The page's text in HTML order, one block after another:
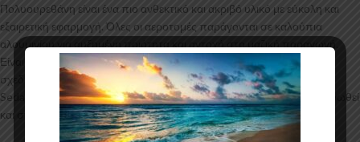
Πολυουρεθάνη είναι ένα πιο ανθεκτικό και ακριβό υλικό με εύκολη και
εξαιρετική εφαρμογή. Όλες οι αεροτομές παράγονται σε καλούπια
αλουμινίου για αυξημένη ποιότητα και αντοχή στη μαζική παραγωγή.
Είναι ελεγμένα για ανθεκτικότητα σε υψηλές θερμοκρασίες και έχουν
σχεδιαστεί με την καλύτερη λεπτομέρεια. Η αεροτομή για το Mazda 6
Sedan έρχεται στο χρώμα του υλικού. Το προϊόν θα πρέπει να ασταρωθεί
και στη συνέχεια να βαφτεί στο χρώμα της επιλογής σας.